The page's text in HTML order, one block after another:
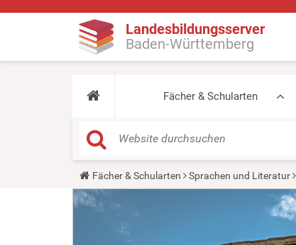
Landesbildungsserver
Baden-Württemberg
Fächer & Schularten
Y
o
u
a
Fächer & Schularten Sprachen und Literatur